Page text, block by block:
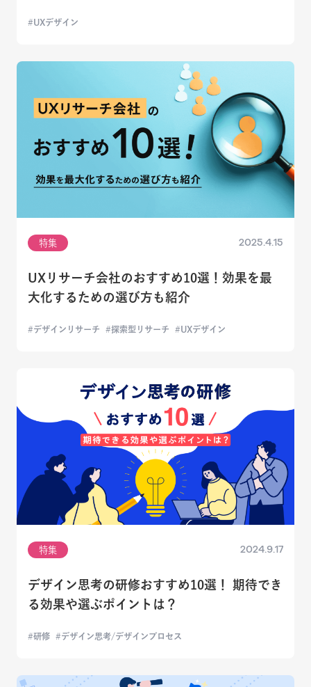
UXデザイン
特集 2025.4.15
UXリサーチ会社のおすすめ10選！効果を最
大化するための選び方も紹介
デザインリサーチ 探索型リサーチ UXデザイン
特集 2024.9.17
デザイン思考の研修おすすめ10選！ 期待でき
る効果や選ぶポイントは？
研修 デザイン思考/デザインプロセス